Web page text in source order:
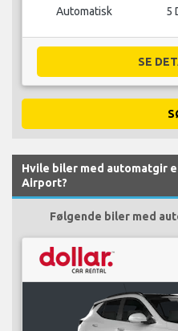
Automatisk 5
SE
Hvile biler med automatgir
Airport?
Følgende biler med